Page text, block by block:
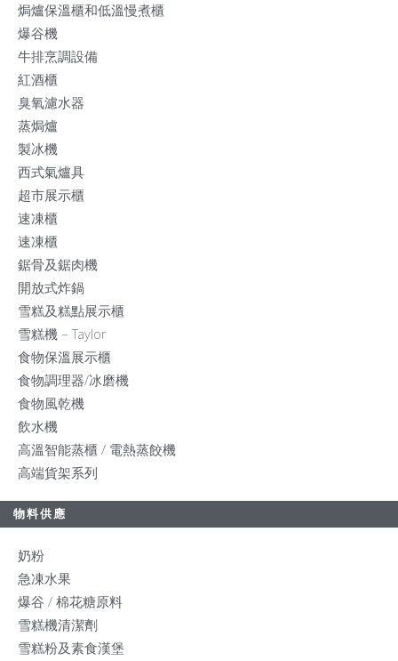
焗爐保溫櫃和低溫慢煮櫃
爆谷機
牛排烹調設備
紅酒櫃
臭氧濾水器
蒸焗爐
製冰機
西式氣爐具
超市展示櫃
速凍櫃
速凍櫃
鋸骨及鋸肉機
開放式炸鍋
雪糕及糕點展示櫃
雪糕機 – Taylor
食物保溫展示櫃
食物調理器/冰磨機
食物風乾機
飲水機
高溫智能蒸櫃 / 電熱蒸餃機
高端貨架系列
物料供應
奶粉
急凍水果
爆谷 / 棉花糖原料
雪糕機清潔劑
雪糕粉及素食漢堡